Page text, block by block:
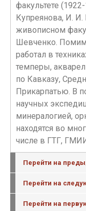
факультете
Купреянова, И. И.
живописном
Шевченко.
работал в
темперы,
по Кавказу,
Прикарпатью. В
научных
минералогией,
находятся во
числе в ГТГ,
Перейти на
Перейти на
Перейти на